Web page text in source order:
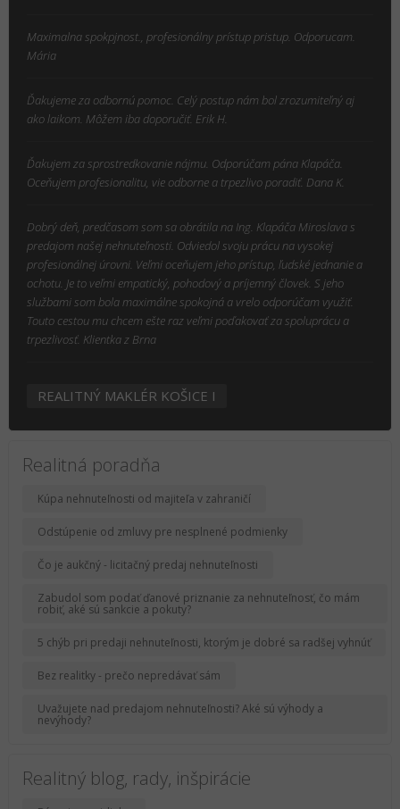
Maximalna spokpjnost., profesionálny prístup pristup. Odporucam.
Mária
Ďakujeme za odbornú pomoc. Celý postup nám bol zrozumiteľný aj
ako laikom. Môžem iba doporučiť. Erik H.
Ďakujem za sprostredkovanie nájmu. Odporúčam pána Klapáča.
Oceňujem profesionalitu, vie odborne a trpezlivo poradiť. Dana K.
Dobrý deň, predčasom som sa obrátila na Ing. Klapáča Miroslava s
predajom našej nehnuteľnosti. Odviedol svoju prácu na vysokej
profesionálnej úrovni. Veľmi oceňujem jeho prístup, ľudské jednanie a
ochotu. Je to veľmi empatický, pohodový a príjemný človek. S jeho
službami som bola maximálne spokojná a vrelo odporúčam využiť.
Touto cestou mu chcem ešte raz veľmi poďakovať za spoluprácu a
trpezlivosť. Klientka z Brna
REALITNÝ MAKLÉR KOŠICE I
Realitná poradňa
Kúpa nehnuteľnosti od majiteľa v zahraničí
Odstúpenie od zmluvy pre nesplnené podmienky
Čo je aukčný - licitačný predaj nehnuteľnosti
Zabudol som podať ďanové priznanie za nehnuteľnosť, čo mám
robiť, aké sú sankcie a pokuty?
5 chýb pri predaji nehnuteľnosti, ktorým je dobré sa radšej vyhnúť
Bez realitky - prečo nepredávať sám
Uvažujete nad predajom nehnuteľnosti? Aké sú výhody a
nevýhody?
Realitný blog, rady, inšpirácie